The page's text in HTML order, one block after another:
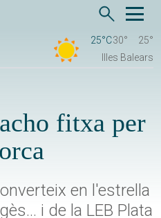
25°C30°
25°
Illes Balears
fitxa per
en l'estrella
i de la LEB Plata